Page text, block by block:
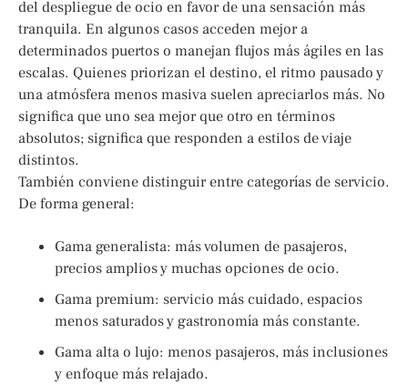
del despliegue de ocio en favor de una sensación más
tranquila. En algunos casos acceden mejor a
determinados puertos o manejan flujos más ágiles en las
escalas. Quienes priorizan el destino, el ritmo pausado y
una atmósfera menos masiva suelen apreciarlos más. No
significa que uno sea mejor que otro en términos
absolutos; significa que responden a estilos de viaje
distintos.
También conviene distinguir entre categorías de servicio.
De forma general:
Gama generalista: más volumen de pasajeros,
precios amplios y muchas opciones de ocio.
Gama premium: servicio más cuidado, espacios
menos saturados y gastronomía más constante.
Gama alta o lujo: menos pasajeros, más inclusiones
y enfoque más relajado.